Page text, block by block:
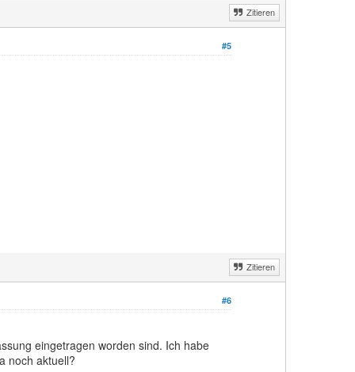
Zitieren
#5
Zitieren
#6
eingetragen worden sind. Ich habe
noch aktuell?